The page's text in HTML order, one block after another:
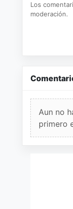
Los
moderación.
Aun no
primero